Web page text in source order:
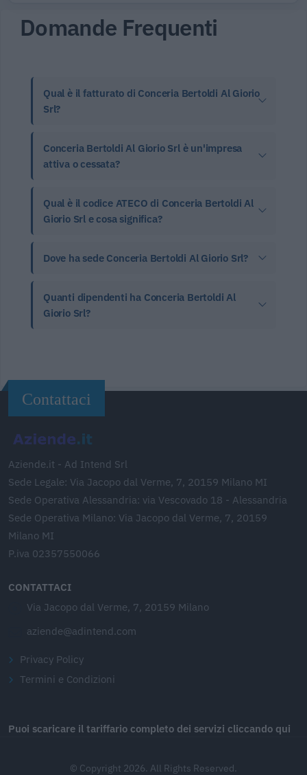
Domande Frequenti
Qual è il fatturato di Conceria Bertoldi Al Giorio
Srl?
Conceria Bertoldi Al Giorio Srl è un'impresa
attiva o cessata?
Qual è il codice ATECO di Conceria Bertoldi Al
Giorio Srl e cosa significa?
Dove ha sede Conceria Bertoldi Al Giorio Srl?
Quanti dipendenti ha Conceria Bertoldi Al
Giorio Srl?
Contattaci
Aziende.it - Ad Intend Srl
Sede Legale: Via Jacopo dal Verme, 7, 20159 Milano MI
Sede Operativa Alessandria: via Vescovado 18 - Alessandria
Sede Operativa Milano: Via Jacopo dal Verme, 7, 20159
Milano MI
P.iva 02357550066
CONTATTACI
Via Jacopo dal Verme, 7, 20159 Milano
aziende@adintend.com
Privacy Policy
Termini e Condizioni
Puoi scaricare il tariffario completo dei servizi cliccando qui
© Copyright 2026. All Rights Reserved.